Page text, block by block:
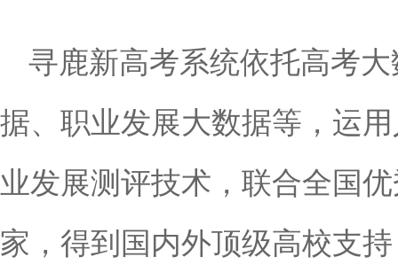
寻鹿新高考系统依托高考
据、职业发展大数据等，运
业发展测评技术，联合全国
家，得到国内外顶级高校支